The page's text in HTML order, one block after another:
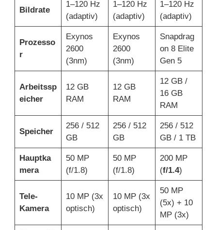
Bildrate
1–120 Hz
(adaptiv)
1–120 Hz
(adaptiv)
1–120 Hz
(adaptiv)
Prozesso
r
Exynos
2600
(3nm)
Exynos
2600
(3nm)
Snapdrag
on 8 Elite
Gen 5
Arbeitssp
eicher
12 GB
RAM
12 GB
RAM
12 GB /
16 GB
RAM
Speicher
256 / 512
GB
256 / 512
GB
256 / 512
GB / 1 TB
Hauptka
mera
50 MP
(f/1.8)
50 MP
(f/1.8)
200 MP
(f/1.4)
Tele-
Kamera
10 MP (3x
optisch)
10 MP (3x
optisch)
50 MP
(5x) + 10
MP (3x)